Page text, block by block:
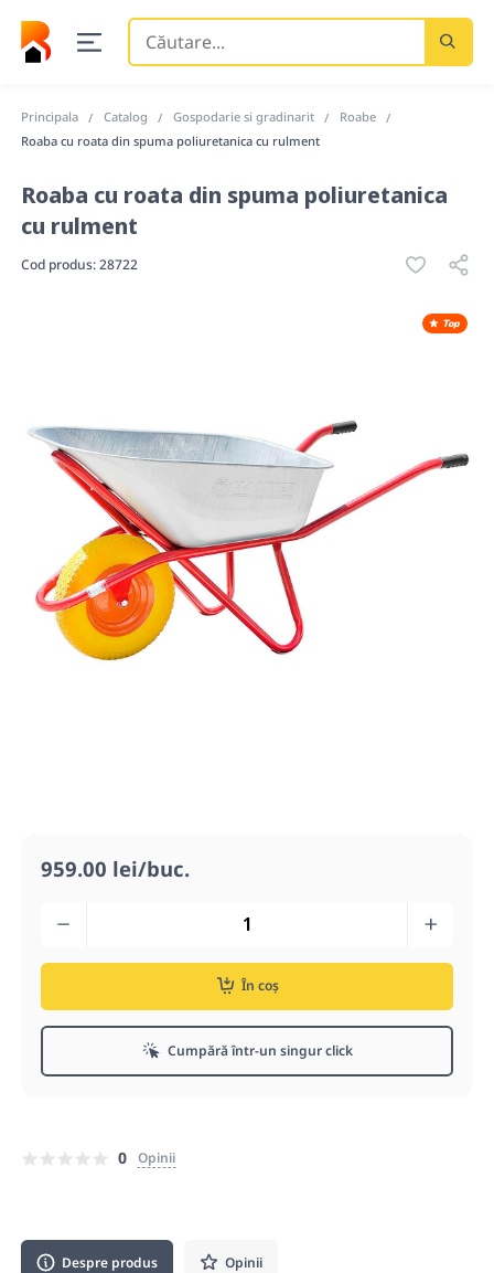
Căutare
Principala Catalog Gospodarie si gradinarit
Roabe
Roaba cu roata din spuma poliuretanica cu rulment
Roaba cu roata din spuma poliuretanica
cu rulment
Cod produs:28722
Top
0 Opinii
959.00 lei/buc.
În coș
Cumpără într-un singur click
Despre produs Opinii